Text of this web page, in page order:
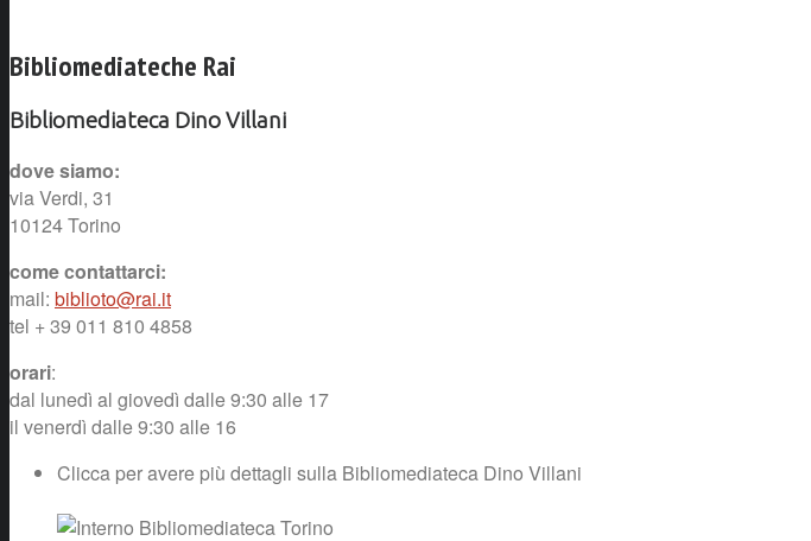
Bibliomediateche Rai
Bibliomediateca Dino Villani
dove siamo:
via Verdi, 31
10124 Torino
come contattarci:
mail: biblioto@rai.it
tel + 39 011 810 4858
orari:
dal lunedì al giovedì dalle 9:30 alle 17
il venerdì dalle 9:30 alle 16
Clicca per avere più dettagli sulla Bibliomediateca Dino Villani